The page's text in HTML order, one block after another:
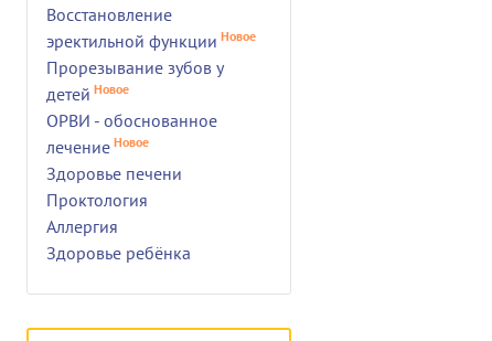
Восстановление
эректильной функции Новое
Прорезывание зубов у
детей Новое
ОРВИ - обоснованное
лечение Новое
Здоровье печени
Проктология
Аллергия
Здоровье ребёнка